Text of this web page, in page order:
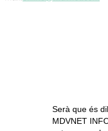
Serà que és
MDVNET